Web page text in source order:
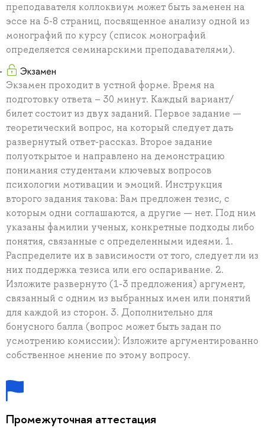
преподавателя коллоквиум может быть заменен на
эссе на 5-8 страниц, посвященное анализу одной из
монографий по курсу (список монографий
определяется семинарскими преподавателями).
Экзамен
Экзамен проходит в устной форме. Время на
подготовку ответа – 30 минут. Каждый вариант/
билет состоит из двух заданий. Первое задание —
теоретический вопрос, на который следует дать
развернутый ответ-рассказ. Второе задание
полуоткрытое и направлено на демонстрацию
понимания студентами ключевых вопросов
психологии мотивации и эмоций. Инструкция
второго задания такова: Вам предложен тезис, с
которым одни соглашаются, а другие — нет. Под ним
указаны фамилии ученых, конкретные подходы либо
понятия, связанные с определенными идеями. 1.
Распределите их в зависимости от того, следует ли из
них поддержка тезиса или его оспаривание. 2.
Изложите развернуто (1-3 предложения) аргумент,
связанный с одним из выбранных имен или понятий
для каждой из сторон. 3. Дополнительно для
бонусного балла (вопрос может быть задан по
усмотрению комиссии): Изложите аргументированно
собственное мнение по этому вопросу.
Промежуточная аттестация